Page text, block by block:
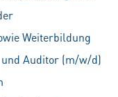
Weiterbildung
Auditor (m/w/d)